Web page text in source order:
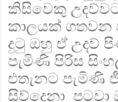
කිසිවෙකු
කාලයක් ගතවන
දුටු ඔහු ඒ උදව්
පැමිණි පිරිස
එතැනට පැමිණි
සිව්දෙනා